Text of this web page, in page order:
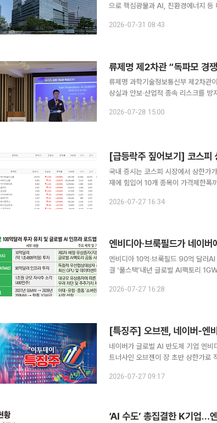
으로 핵심광물과 AI, 친환경에너지 등 미래산업 협
다고 31일 밝혔다. 이재명 대통령의
2026-07-31 08:43
류제명 제2차관 “독파모 경
류제명 과학기술정보통신부 제2차관
상실과 안보·산업적 종속 리스크를 방지할
서 미국의 프런티어 AI 모델에 대한
2026-07-28 15:00
국내 증시는 코스피 시장에서 상한가
재에 힘입어 10개 종목이 가격제한폭까지 치솟는 기염
시스템, 아이크래프트, 셀리드, 오브
2026-07-27 16:34
엔비디아 10억·브룩필드 90억 달러
결 ‘풀스택’내년 글로벌 AI팩토리 1GW급 확장 미국 빅테크와 중국의 패권 다툼
글로벌 AI 인프라 시장 전면에 나섰다
2026-07-27 16:28
[특징주] 오브젠, 네이버-엔
네이버가 글로벌 AI 반도체 기업 엔
트너사인 오브젠이 장 초반 상한가로 직행했다. 27일 한국거래소에 따르면 오
개장 직후 매수세가 몰리며 가격제한
2026-07-27 09:17
‘AI 수도’ 총집결한 K기업…